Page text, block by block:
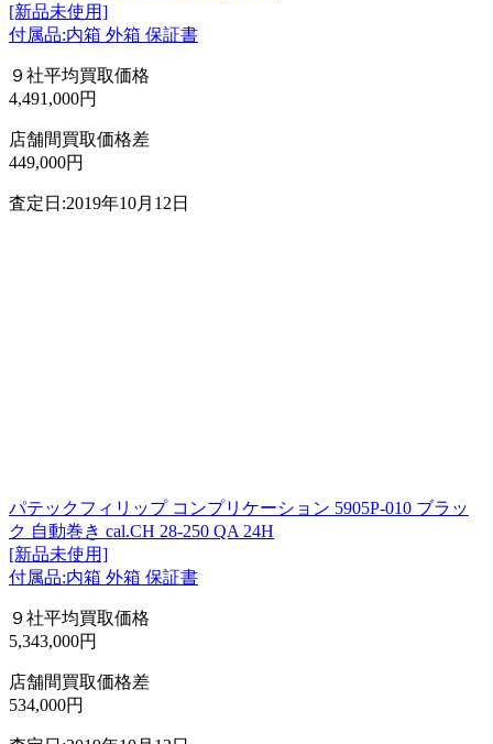
[新品未使用]
付属品:内箱 外箱 保証書
９社平均買取価格
4,491,000円
店舗間買取価格差
449,000円
査定日:2019年10月12日
パテックフィリップ コンプリケーション 5905P-010 ブラッ
ク 自動巻き cal.CH 28-250 QA 24H
[新品未使用]
付属品:内箱 外箱 保証書
９社平均買取価格
5,343,000円
店舗間買取価格差
534,000円